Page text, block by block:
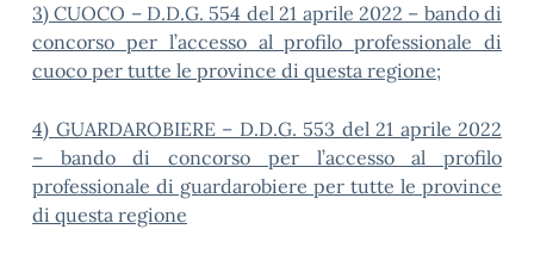
3) CUOCO – D.D.G. 554 del 21 aprile 2022 – bando di
concorso per l’accesso al profilo professionale di
cuoco per tutte le province di questa regione;
4) GUARDAROBIERE – D.D.G. 553 del 21 aprile 2022
– bando di concorso per l’accesso al profilo
professionale di guardarobiere per tutte le province
di questa regione